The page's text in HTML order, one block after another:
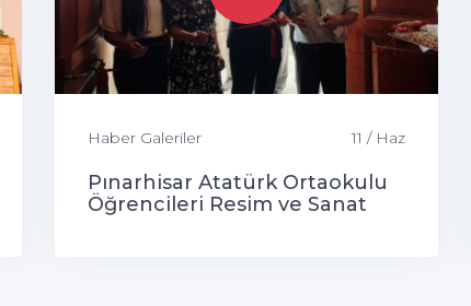
Haber Galeriler 11 / Haz
Pınarhisar Atatürk Ortaokulu
Öğrencileri Resim ve Sanat